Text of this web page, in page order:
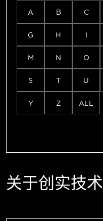
A B C
G H I
M N O
S T U
Y Z ALL
关于创实技术